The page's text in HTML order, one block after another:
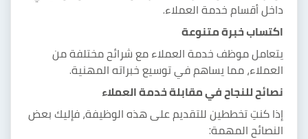
داخل أقسام خدمة العملاء.
اكتساب خبرة متنوعة
يتعامل موظف خدمة العملاء مع شرائح مختلفة من
العملاء، مما يساهم في توسيع خبراته المهنية.
نصائح للنجاح في مقابلة خدمة العملاء
إذا كنتِ تخططين للتقديم على هذه الوظيفة، فإليك بعض
النصائح المهمة: